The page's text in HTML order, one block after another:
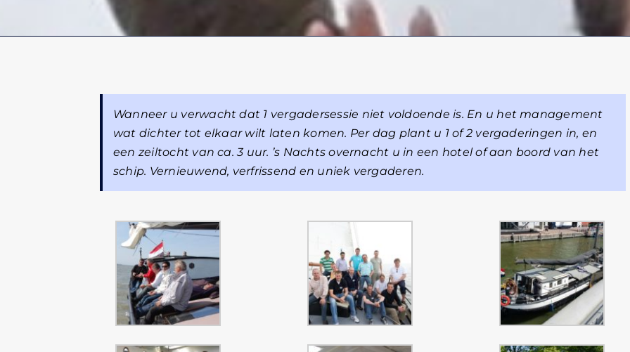
Wanneer u verwacht dat 1 vergadersessie niet voldoende is. En u het management
wat dichter tot elkaar wilt laten komen. Per dag plant u 1 of 2 vergaderingen in, en
een zeiltocht van ca. 3 uur. ’s Nachts overnacht u in een hotel of aan boord van het
schip. Vernieuwend, verfrissend en uniek vergaderen.